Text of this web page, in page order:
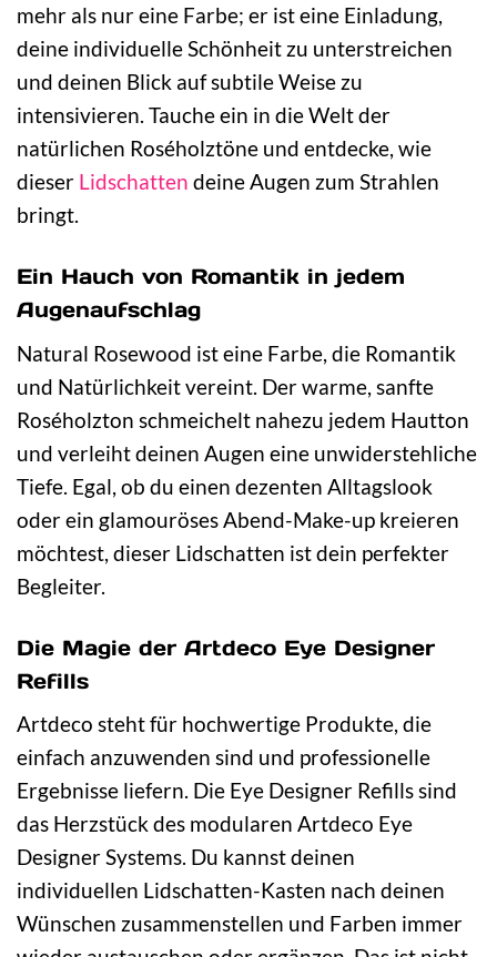
mehr als nur eine Farbe; er ist eine Einladung,
deine individuelle Schönheit zu unterstreichen
und deinen Blick auf subtile Weise zu
intensivieren. Tauche ein in die Welt der
natürlichen Roséholztöne und entdecke, wie
dieser Lidschatten deine Augen zum Strahlen
bringt.
Ein Hauch von Romantik in jedem
Augenaufschlag
Natural Rosewood ist eine Farbe, die Romantik
und Natürlichkeit vereint. Der warme, sanfte
Roséholzton schmeichelt nahezu jedem Hautton
und verleiht deinen Augen eine unwiderstehliche
Tiefe. Egal, ob du einen dezenten Alltagslook
oder ein glamouröses Abend-Make-up kreieren
möchtest, dieser Lidschatten ist dein perfekter
Begleiter.
Die Magie der Artdeco Eye Designer
Refills
Artdeco steht für hochwertige Produkte, die
einfach anzuwenden sind und professionelle
Ergebnisse liefern. Die Eye Designer Refills sind
das Herzstück des modularen Artdeco Eye
Designer Systems. Du kannst deinen
individuellen Lidschatten-Kasten nach deinen
Wünschen zusammenstellen und Farben immer